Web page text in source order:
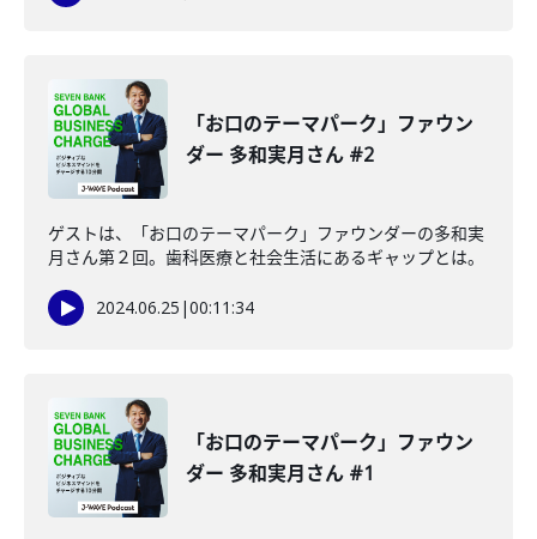
「お口のテーマパーク」ファウン
ダー 多和実月さん #2
ゲストは、「お口のテーマパーク」ファウンダーの多和実
月さん第２回。歯科医療と社会生活にあるギャップとは。
2024.06.25 |00:11:34
「お口のテーマパーク」ファウン
ダー 多和実月さん #1